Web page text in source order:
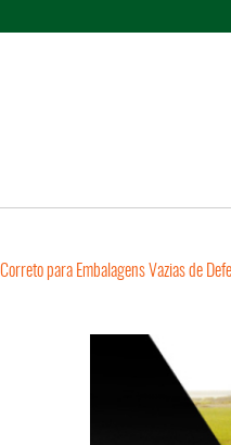
para Embalagens Vazias de